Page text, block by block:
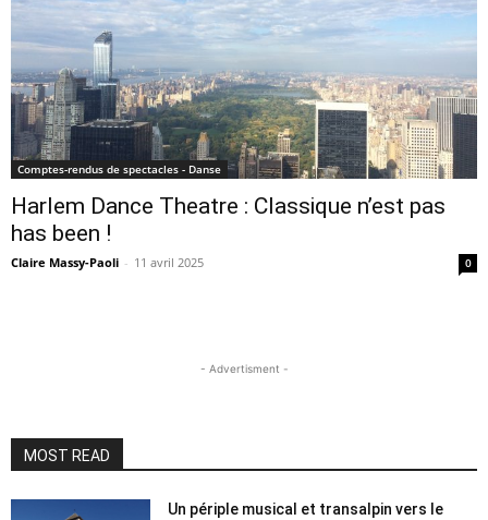
Comptes-rendus de spectacles - Danse
Harlem Dance Theatre : Classique n’est pas
has been !
Claire Massy-Paoli - 11 avril 2025 0
- Advertisment -
MOST READ
Un périple musical et transalpin vers le